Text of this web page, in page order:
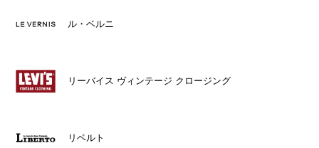
ル・ベルニ
リーバイス ヴィンテージ クロージング
リベルト